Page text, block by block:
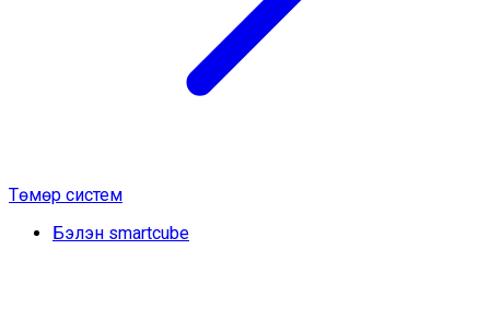
Төмөр систем
Бэлэн smartcube